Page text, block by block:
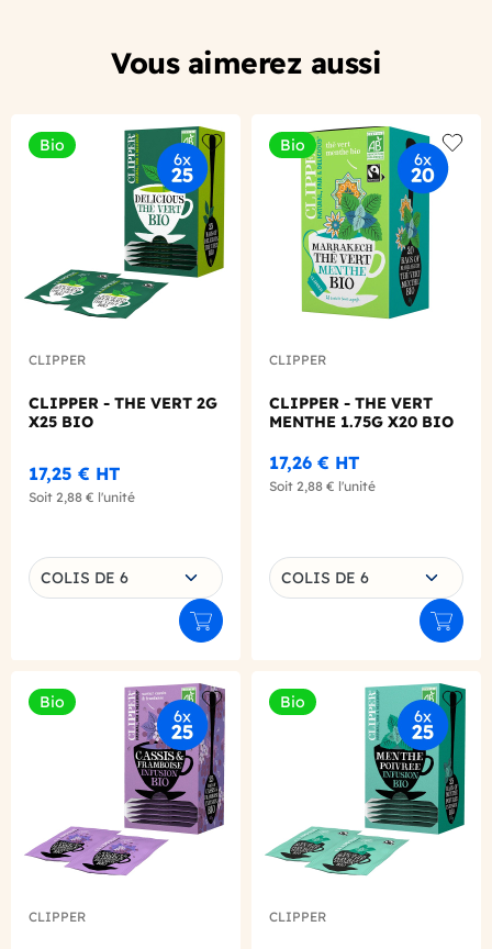
Vous aimerez aussi
Bio
Add to wishlist
CLIPPER
CLIPPER - THE VERT 2G
X25 BIO
17,25 € HT
Soit 2,88 € l'unité
Choisissez une déclinaison
COLIS DE 6
Ajouter au panier
Bio
Add
CLIPPER
CLIPPER - THE VERT
MENTHE 1.75G X20 BIO
17,26 € HT
Soit 2,88 € l'unité
Choisissez une déclinaison
COLIS DE 6
Bio
Add to wishlist
CLIPPER
Bio
Add
CLIPPER